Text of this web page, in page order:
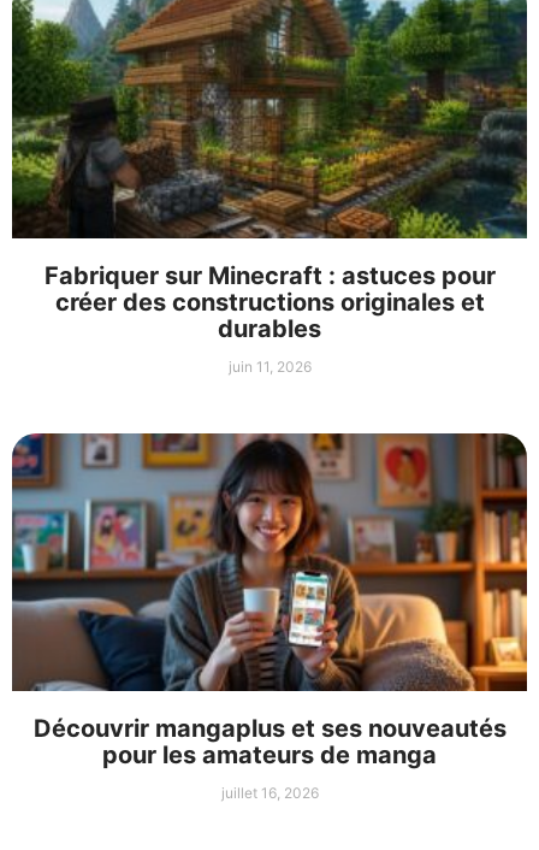
Fabriquer sur Minecraft : astuces pour
créer des constructions originales et
durables
juin 11, 2026
Découvrir mangaplus et ses nouveautés
pour les amateurs de manga
juillet 16, 2026